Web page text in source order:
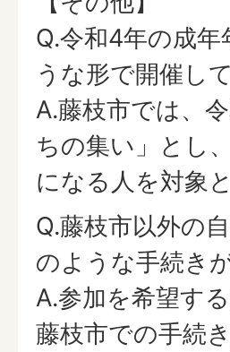
Q.令和4年の成
うな形で開催し
A.藤枝市では、
ちの集い」とし
になる人を対象
Q.藤枝市以外の
のような手続き
A.参加を希望す
藤枝市での手続